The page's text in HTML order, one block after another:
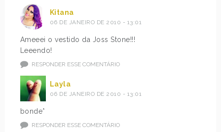
Kitana
06 DE JANEIRO DE 2010 - 13:01
Ameeei o vestido da Joss Stone!!!
Leeendo!
RESPONDER ESSE COMENTÁRIO
Layla
06 DE JANEIRO DE 2010 - 13:01
bonde*
RESPONDER ESSE COMENTÁRIO